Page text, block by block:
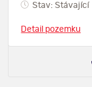
Stav: Stávající
Detail pozemku